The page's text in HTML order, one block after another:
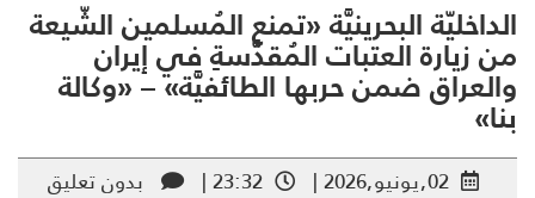
البحرينيَّة «تمنع المُسلمين الشّيعة
زيارة العتبات المُقدَّسةِ في إيران
ضمن حربها الطائفيَّة» – «وكالة
02,يونيو,2026 | 23:32 |
بدون تعليق